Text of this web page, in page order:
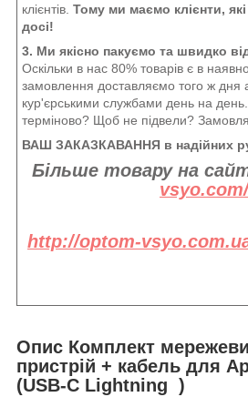
клієнтів. Тому ми маємо клієнти,
досі!
3. Ми якісно пакуємо та швидко
Оскільки в нас 80% товарів є в
замовлення доставляємо того ж дня
кур'єрськими службами день на
терміново? Щоб не підвели?
ВАШ ЗАКАЗКАВАННЯ в надійних
Більше товару на
vsyo.com/
http://optom-
Опис Комплект
пристрій + кабель для
(USB-C Lightning )